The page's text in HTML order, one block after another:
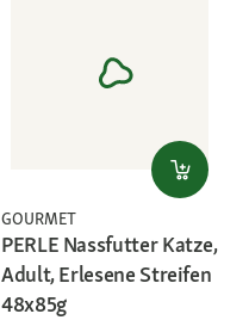
GOURMET
PERLE Nassfutter Katze,
Adult, Erlesene Streifen
48x85g